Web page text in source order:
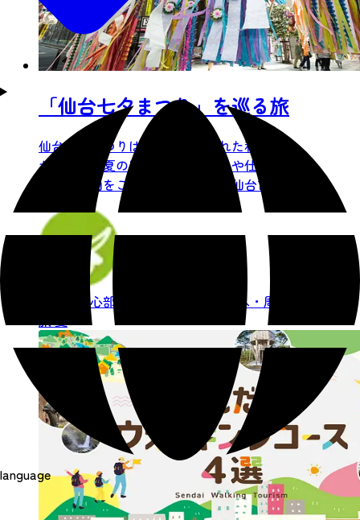
language
「仙台七夕まつり」を巡る旅
仙台七夕まつりは、青竹に飾られた和紙と風
が織りなす夏の風物詩。吹き流しや仕掛けも
のなど趣向をこらした笹飾りが、仙台市内に
アーチを描きます。その豪...
仙台市中心部
モデルコース・周遊